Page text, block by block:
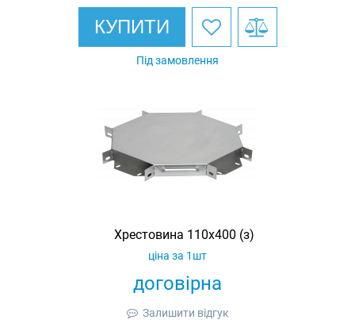
КУПИТИ
Під замовлення
Хрестовина 110х400 (з)
договірна
ціна за 1шт
Залишити відгук